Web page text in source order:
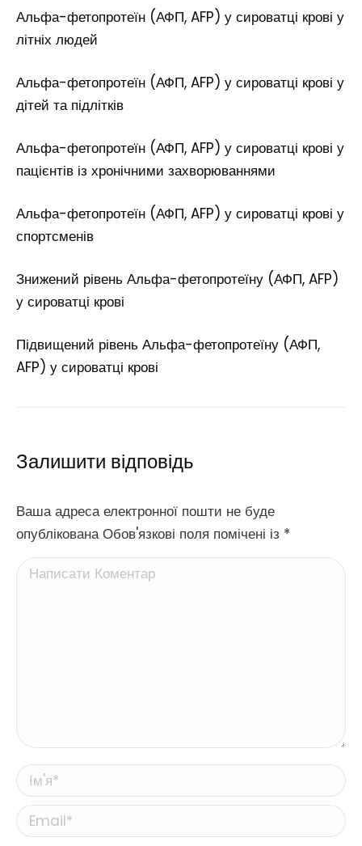
Альфа-фетопротеїн (АФП, AFP) у сироватці крові у
літніх людей
Альфа-фетопротеїн (АФП, AFP) у сироватці крові у
дітей та підлітків
Альфа-фетопротеїн (АФП, AFP) у сироватці крові у
пацієнтів із хронічними захворюваннями
Альфа-фетопротеїн (АФП, AFP) у сироватці крові у
спортсменів
Знижений рівень Альфа-фетопротеїну (АФП, AFP)
у сироватці крові
Підвищений рівень Альфа-фетопротеїну (АФП,
AFP) у сироватці крові
Залишити відповідь
Ваша адреса електронної пошти не буде
опублікована Обов'язкові поля помічені із *
Написати Коментар
Ім'я *
Email *